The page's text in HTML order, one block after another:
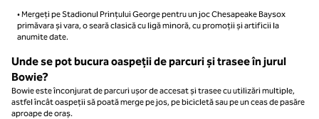
• Mergeți pe Stadionul Prințului George pentru un joc Chesapeake Baysox
primăvara și vara, o seară clasică cu ligă minoră, cu promoții și artificii la
anumite date.
Unde se pot bucura oaspeții de parcuri și trasee în jurul
Bowie?
Bowie este înconjurat de parcuri ușor de accesat și trasee cu utilizări multiple,
astfel încât oaspeții să poată merge pe jos, pe bicicletă sau pe un ceas de pasăre
aproape de oraș.